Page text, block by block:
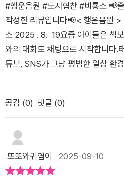
다.홀로 잠들어 있는 자신을 찾아와
주는 것.'(203쪽)결국 이 책은 '목
의 목소리를 내고 싶어하는 아이
들려주고 싶어하는 아이들,자신의
면 하는 아이들.그 아이들의 모습이
'스토리킹' 공모전 본심에서 화제
히 이 책의 오싹하고 기묘한 설정 외
#행운음원 #도서협찬 #비룡소 📢
작성한 리뷰입니다📢< 행운음원
소 2025 . 8. 19요즘 아이들은 책
와의 대화도 채팅으로 시작합니다.
튜브, SNS가 그냥 평범한 일상 환
며 살아가는 ‘ 포노 사피엔스 ’ 라는
튜버 유나.어느날 틱톡에서 “ 소원
속 바라봤던 영상.무심코 “ 유튜브
” 라며소원을 말합니다.그 다음날
지지만,그 뒤에는 악플, 섬뜩한 꿈,
공감 (0) 댓글 (0)
또또와귀염이 2025-09-10